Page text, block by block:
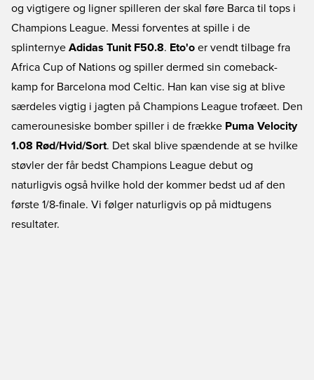
og vigtigere og ligner spilleren der skal føre Barca til tops i
Champions League. Messi forventes at spille i de
splinternye Adidas Tunit F50.8. Eto'o er vendt tilbage fra
Africa Cup of Nations og spiller dermed sin comeback-
kamp for Barcelona mod Celtic. Han kan vise sig at blive
særdeles vigtig i jagten på Champions League trofæet. Den
camerounesiske bomber spiller i de frække Puma Velocity
1.08 Rød/Hvid/Sort. Det skal blive spændende at se hvilke
støvler der får bedst Champions League debut og
naturligvis også hvilke hold der kommer bedst ud af den
første 1/8-finale. Vi følger naturligvis op på midtugens
resultater.